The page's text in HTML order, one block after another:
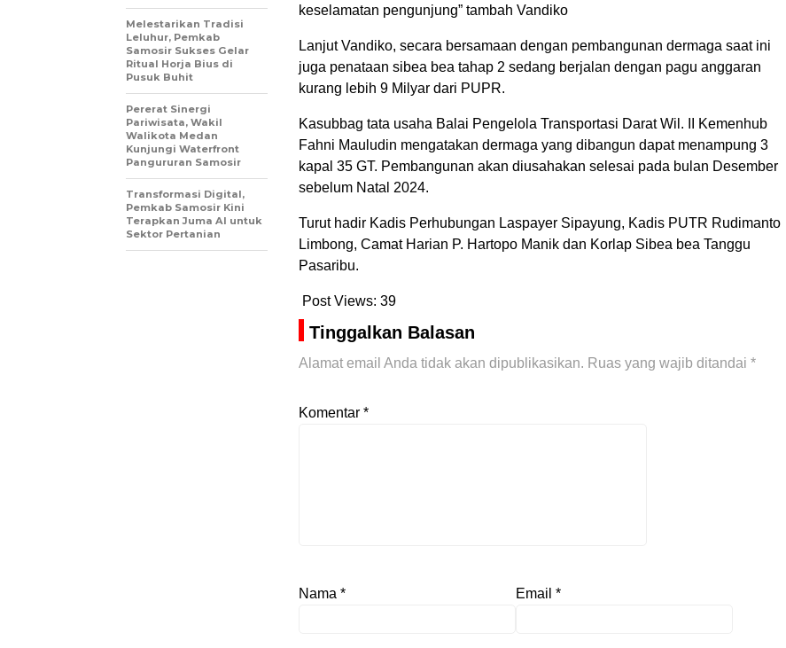
keselamatan pengunjung” tambah Vandiko
Lanjut Vandiko, secara bersamaan dengan pembangunan dermaga saat ini
juga penataan sibea bea tahap 2 sedang berjalan dengan pagu anggaran
kurang lebih 9 Milyar dari PUPR.
Kasubbag tata usaha Balai Pengelola Transportasi Darat Wil. II Kemenhub
Fahni Mauludin mengatakan dermaga yang dibangun dapat menampung 3
kapal 35 GT. Pembangunan akan diusahakan selesai pada bulan Desember
sebelum Natal 2024.
Turut hadir Kadis Perhubungan Laspayer Sipayung, Kadis PUTR Rudimanto
Limbong, Camat Harian P. Hartopo Manik dan Korlap Sibea bea Tanggu
Pasaribu.
Post Views: 39
Tinggalkan Balasan
Alamat email Anda tidak akan dipublikasikan. Ruas yang wajib ditandai *
Komentar *
Nama * Email *
Melestarikan Tradisi
Leluhur, Pemkab
Samosir Sukses Gelar
Ritual Horja Bius di
Pusuk Buhit
Pererat Sinergi
Pariwisata, Wakil
Walikota Medan
Kunjungi Waterfront
Pangururan Samosir
Transformasi Digital,
Pemkab Samosir Kini
Terapkan Juma AI untuk
Sektor Pertanian